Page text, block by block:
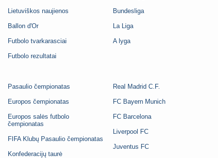
Lietuviškos naujienos
Ballon d'Or
Futbolo tvarkarasciai
Futbolo rezultatai
Bundesliga
La Liga
A lyga
Pasaulio čempionatas
Europos čempionatas
Europos salės futbolo
čempionatas
FIFA Klubų Pasaulio čempionatas
Konfederacijų taurė
Real Madrid C.F.
FC Bayern Munich
FC Barcelona
Liverpool FC
Juventus FC